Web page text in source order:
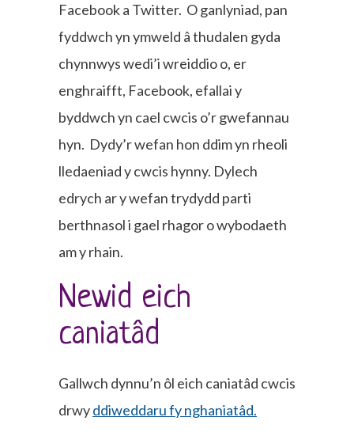
Facebook a Twitter. O ganlyniad, pan
fyddwch yn ymweld â thudalen gyda
chynnwys wedi’i wreiddio o, er
enghraifft, Facebook, efallai y
byddwch yn cael cwcis o’r gwefannau
hyn. Dydy’r wefan hon ddim yn rheoli
lledaeniad y cwcis hynny. Dylech
edrych ar y wefan trydydd parti
berthnasol i gael rhagor o wybodaeth
am y rhain.
Newid eich
caniatâd
Gallwch dynnu’n ôl eich caniatâd cwcis
drwyddiweddaru fy nghaniatâd.